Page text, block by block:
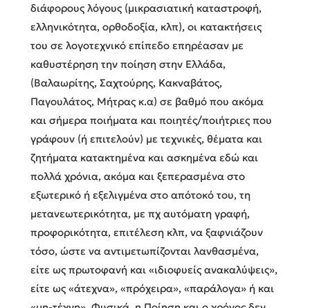
διάφορους λόγους (μικρασιατική καταστροφή,
ελληνικότητα, ορθοδοξία, κλπ), οι κατακτήσεις
του σε λογοτεχνικό επίπεδο επηρέασαν με
καθυστέρηση την ποίηση στην Ελλάδα,
(Βαλαωρίτης, Σαχτούρης, Κακναβάτος,
Παγουλάτος, Μήτρας κ.α) σε βαθμό που ακόμα
και σήμερα ποιήματα και ποιητές/ποιήτριες που
γράφουν (ή επιτελούν) με τεχνικές, θέματα και
ζητήματα κατακτημένα και ασκημένα εδώ και
πολλά χρόνια, ακόμα και ξεπερασμένα στο
εξωτερικό ή εξελιγμένα στο απότοκό του, τη
μετανεωτερικότητα, με πχ αυτόματη γραφή,
προφορικότητα, επιτέλεση κλπ, να ξαφνιάζουν
τόσο, ώστε να αντιμετωπίζονται λανθασμένα,
είτε ως πρωτοφανή και «ιδιοφυείς ανακαλύψεις»,
είτε ως «άτεχνα», «πρόχειρα», «παράλογα» ή και